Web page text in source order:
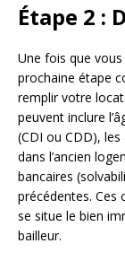
Étape 2 :
Une fois que
prochaine étape
remplir votre
peuvent inclure
(CDI ou CDD), les
dans l’ancien
bancaires
précédentes. Ces
se situe le bien
bailleur.